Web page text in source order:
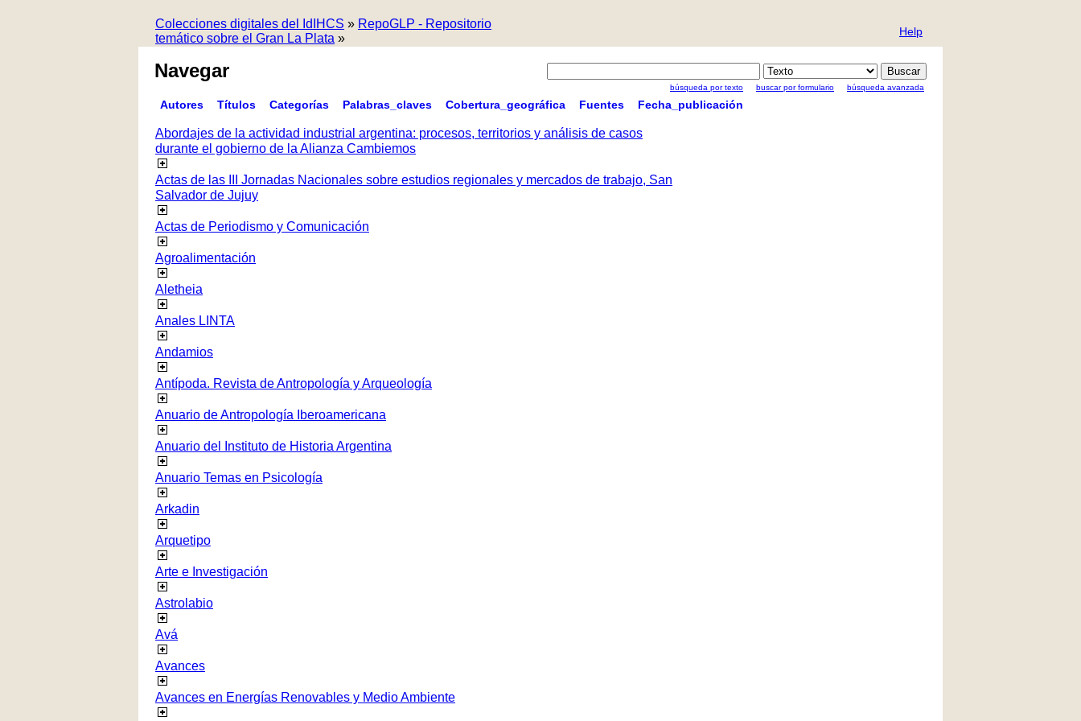
Colecciones digitales del IdIHCS » RepoGLP - Repositorio
temático sobre el Gran La Plata » Help
Navegar
búsqueda por texto buscar por formulario búsqueda avanzada
Autores Títulos Categorías Palabras_claves Cobertura_geográfica Fuentes Fecha_publicación
Abordajes de la actividad industrial argentina: procesos, territorios y análisis de casos
durante el gobierno de la Alianza Cambiemos
Actas de las III Jornadas Nacionales sobre estudios regionales y mercados de trabajo, San
Salvador de Jujuy
Actas de Periodismo y Comunicación
Agroalimentación
Aletheia
Anales LINTA
Andamios
Antípoda. Revista de Antropología y Arqueología
Anuario de Antropología Iberoamericana
Anuario del Instituto de Historia Argentina
Anuario Temas en Psicología
Arkadin
Arquetipo
Arte e Investigación
Astrolabio
Avá
Avances
Avances en Energías Renovables y Medio Ambiente